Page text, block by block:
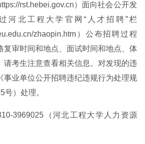
rst.hebei.gov.cn）面向社会公开发
河北工程大学官网“人才招聘”栏
zhaopin.htm）公布招聘过程
复审时间和地点、面试时间和地点、体
请考生注意查看相关信息。对发现的违
事业单位公开招聘违纪违规行为处理规
号）处理。
3969025（河北工程大学人力资源